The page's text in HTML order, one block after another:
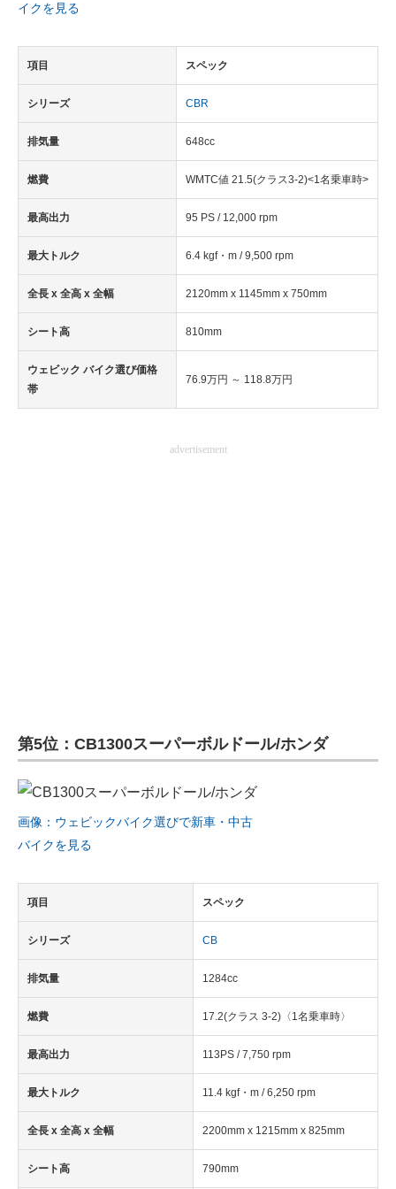
好きが集まる 比べて選べる
イクを見る
項目 スペック
シリーズ CBR
排気量 648cc
燃費 WMTC値 21.5(クラス3-2)<1名乗車時>
最高出力 95 PS / 12,000 rpm
最大トルク 6.4 kgf・m / 9,500 rpm
全長 x 全高 x 全幅 2120mm x 1145mm x 750mm
シート高 810mm
ウェビック バイク選び価格
帯
76.9万円 ～ 118.8万円
advertisement
第5位：CB1300スーパーボルドール/ホンダ
画像：ウェビックバイク選びで新車・中古
バイクを見る
項目 スペック
シリーズ CB
排気量 1284cc
燃費 17.2(クラス 3-2)〈1名乗車時〉
最高出力 113PS / 7,750 rpm
最大トルク 11.4 kgf・m / 6,250 rpm
全長 x 全高 x 全幅 2200mm x 1215mm x 825mm
シート高 790mm